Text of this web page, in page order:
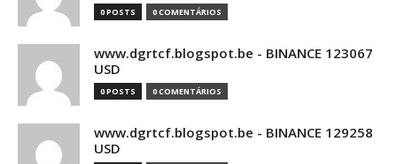
0 POSTS 0 COMENTÁRIOS
www.dgrtcf.blogspot.be - BINANCE 123067
USD
0 POSTS 0 COMENTÁRIOS
www.dgrtcf.blogspot.be - BINANCE 129258
USD